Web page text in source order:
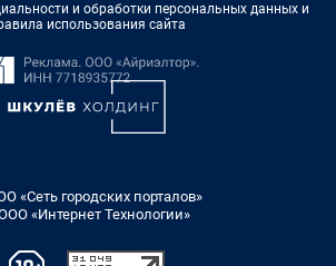
и обработки персональных данных и
использования сайта
«Сеть городских порталов»
«Интернет Технологии»